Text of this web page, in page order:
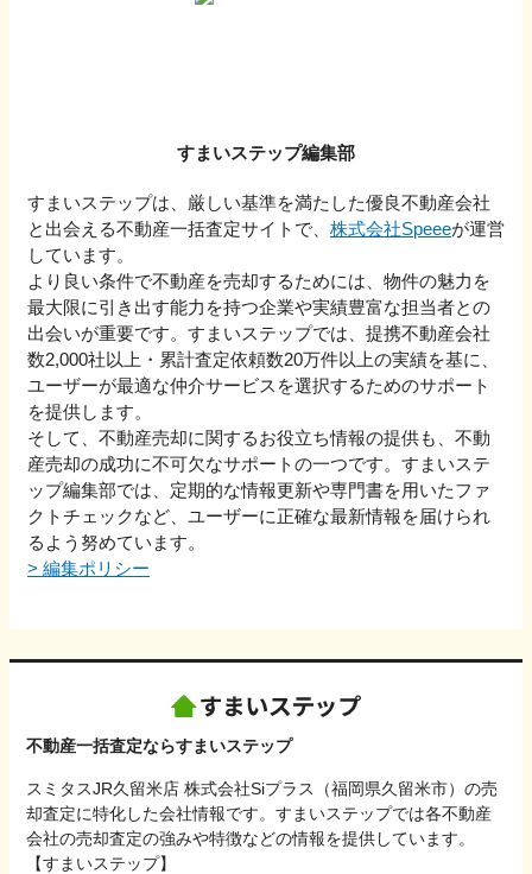
すまいステップ編集部
すまいステップは、厳しい基準を満たした優良不動産会社
と出会える不動産一括査定サイトで、 株式会社Speeeが運営
しています。
より良い条件で不動産を売却するためには、物件の魅力を
最大限に引き出す能力を持つ企業や実績豊富な担当者との
出会いが重要です。すまいステップでは、提携不動産会社
数2,000社以上・累計査定依頼数20万件以上の実績を基に、
ユーザーが最適な仲介サービスを選択するためのサポート
を提供します。
そして、不動産売却に関するお役立ち情報の提供も、不動
産売却の成功に不可欠なサポートの一つです。すまいステ
ップ編集部では、定期的な情報更新や専門書を用いたファ
クトチェックなど、ユーザーに正確な最新情報を届けられ
るよう努めています。
> 編集ポリシー
不動産一括査定ならすまいステップ
スミタスJR久留米店 株式会社Siプラス（福岡県久留米市）の売
却査定に特化した会社情報です。すまいステップでは各不動産
会社の売却査定の強みや特徴などの情報を提供しています。
【すまいステップ】